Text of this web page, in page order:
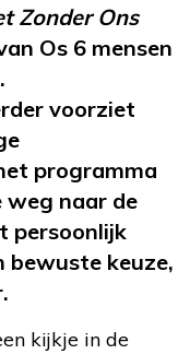
Zonder Ons
Os 6 mensen
voorziet
programma
weg naar de
persoonlijk
bewuste keuze,
kijkje in de